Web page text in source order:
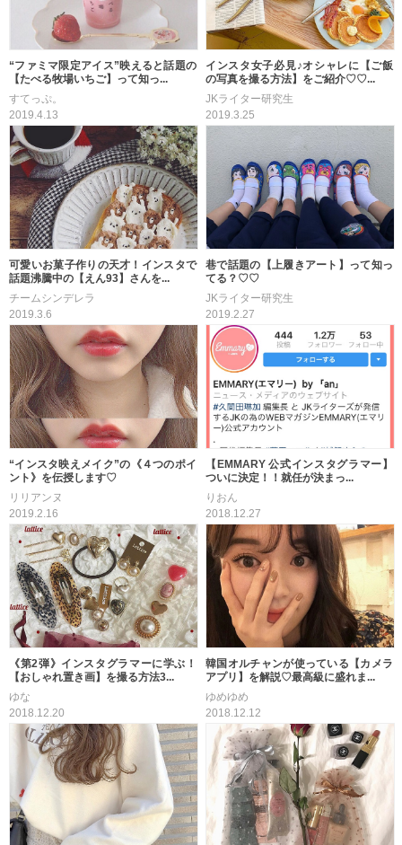
“ファミマ限定アイス”映えると話題の
【たべる牧場いちご】って知っ...
すてっぷ。
2019.4.13
インスタ女子必見♪オシャレに【ご飯
の写真を撮る方法】をご紹介♡♡...
JKライター研究生
2019.3.25
可愛いお菓子作りの天才！インスタで
話題沸騰中の【えん93】さんを...
チームシンデレラ
2019.3.6
巷で話題の【上履きアート】って知っ
てる？♡♡
JKライター研究生
2019.2.27
“インスタ映えメイク”の《４つのポイ
ント》を伝授します♡
リリアンヌ
2019.2.16
【EMMARY 公式インスタグラマー】
ついに決定！！就任が決まっ...
りおん
2018.12.27
《第2弾》インスタグラマーに学ぶ！
【おしゃれ置き画】を撮る方法3...
ゆな
2018.12.20
韓国オルチャンが使っている【カメラ
アプリ】を解説♡最高級に盛れま...
ゆめゆめ
2018.12.12